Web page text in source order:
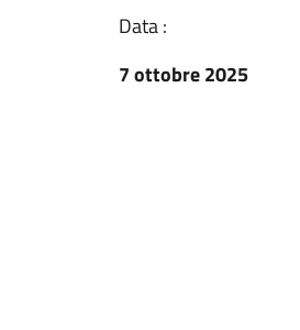
Data :
7 ottobre 2025